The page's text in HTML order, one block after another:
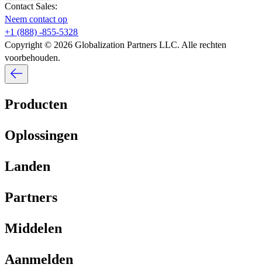
Contact Sales:​​
Neem contact op​​
+1 (888) -855-5328​​
Copyright © 2026 Globalization Partners LLC. Alle rechten
voorbehouden.​​
Producten​​
Oplossingen​​
Landen​​
Partners​​
Middelen​​
Aanmelden​​